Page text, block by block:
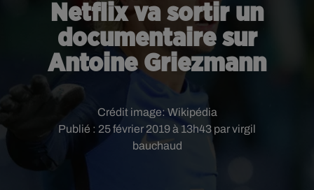
Netflix va sortir un
documentaire sur
Antoine Griezmann
Publié : 25 février 2019 à 13h43 par virgil
bauchaud
Crédit image: Wikipédia